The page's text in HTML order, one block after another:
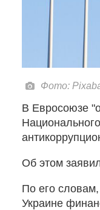
Фото:
В Евросоюзе
Об этом
По его
Украине